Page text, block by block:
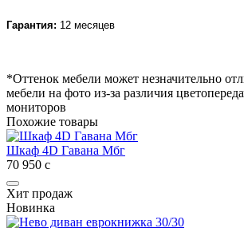
Гарантия: 12 месяцев
*Оттенок мебели может незначительно
мебели на фото из-за различия
мониторов
Похожие товары
Шкаф 4D Гавана Мбг
70 950 с
Хит продаж
Новинка